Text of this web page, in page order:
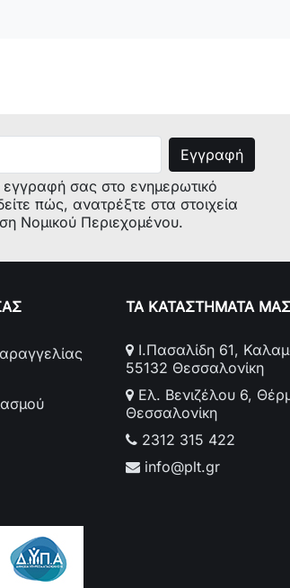
PPSA0003,49197,
481253029403,
481253028848
σας στο ενημερωτικό
πώς, ανατρέξτε στα στοιχεία
Νομικού Περιεχομένου.
ΤΑ ΚΑΤΑΣΤΗΜΑΤΑ ΜΑΣ
Ι.Πασαλίδη 61,
55132 Θεσσαλονίκη
Ελ. Βενιζέλου 6,
Θεσσαλονίκη
2312 315 422
info@plt.gr